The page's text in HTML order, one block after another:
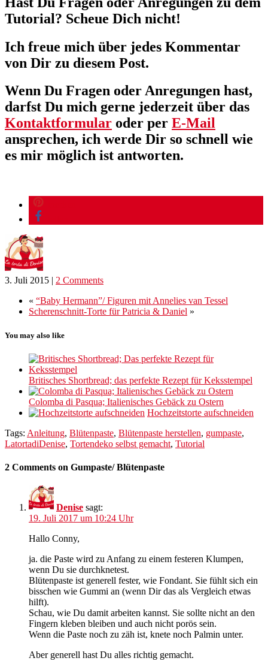
Tutorial? Scheue Dich nicht!
Ich freue mich über jedes Kommentar
von Dir zu diesem Post.
Wenn Du Fragen oder Anregungen hast,
darfst Du mich gerne jederzeit über das
Kontaktformular oder per E-Mail
ansprechen, ich werde Dir so schnell wie
es mir möglich ist antworten.
3. Juli 2015 | 2 Comments
« “Baby Hermann”/ Figuren mit Annelies van Tessel
Scherenschnitt-Torte für Patricia & Daniel »
You may also like
Britisches Shortbread; das perfekte Rezept für Keksstempel
Colomba di Pasqua; Italienisches Gebäck zu Ostern
Hochzeitstorte aufschneiden
Tags: Anleitung, Blütenpaste, Blütenpaste herstellen, gumpaste,
LatortadiDenise, Tortendeko selbst gemacht, Tutorial
2 Comments on Gumpaste/ Blütenpaste
Denise sagt:
19. Juli 2017 um 10:24 Uhr
Hallo Conny,
ja. die Paste wird zu Anfang zu einem festeren Klumpen,
wenn Du sie durchknetest.
Blütenpaste ist generell fester, wie Fondant. Sie fühlt sich ein
bisschen wie Gummi an (wenn Dir das als Vergleich etwas
hilft).
Schau, wie Du damit arbeiten kannst. Sie sollte nicht an den
Fingern kleben bleiben und auch nicht porös sein.
Wenn die Paste noch zu zäh ist, knete noch Palmin unter.
Aber generell hast Du alles richtig gemacht.